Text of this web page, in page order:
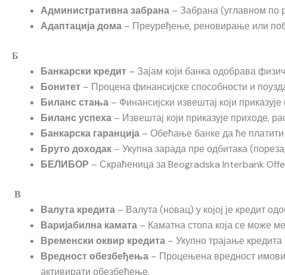
Административна забрана – Забрана (углавном по
Адаптација дома – Преуређење, реновирање или
Б
Банкарски кредит – Зајам који банка одобрава
Бонитет – Процена финансијске способности и
Биланс стања – Финансијски извештај који
Биланс успеха – Извештај који приказује приходе,
Банкарска гаранција – Обећање банке да ће платити
Бруто доходак – Укупна зарада пре одбитака
БЕЛИБОР – Скраћеница за Beogradska Interbank
В
Валута кредита – Валута (новац) у којој је кредит
Варијабилна камата – Каматна стопа која се може
Временски оквир кредита – Укупно трајање
Вредност обезбеђења – Процењена вредност
активирати обезбеђење.